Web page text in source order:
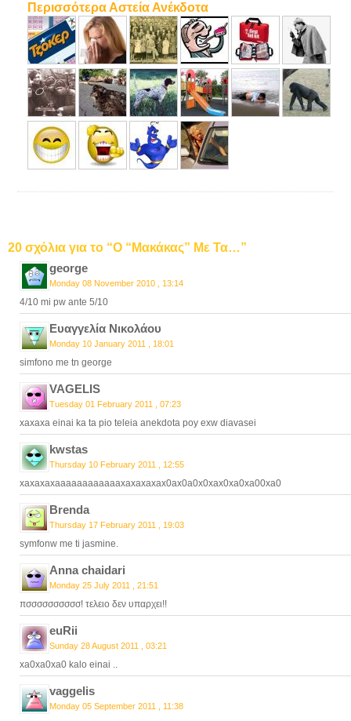
Περισσότερα Αστεία Ανέκδοτα
20 σχόλια για το “Ο “Μακάκας” Με Τα…”
george
Monday 08 November 2010 , 13:14
4/10 mi pw ante 5/10
Ευαγγελία Νικολάου
Monday 10 January 2011 , 18:01
simfono me tn george
VAGELIS
Tuesday 01 February 2011 , 07:23
xaxaxa einai ka ta pio teleia anekdota poy exw diavasei
kwstas
Thursday 10 February 2011 , 12:55
xaxaxaxaaaaaaaaaaaaxaxaxaxax0ax0a0x0xax0xa0xa00xa0
Brenda
Thursday 17 February 2011 , 19:03
symfonw me ti jasmine.
Anna chaidari
Monday 25 July 2011 , 21:51
πσσσσσσσσσσ! τελειο δεν υπαρχει!!
euRii
Sunday 28 August 2011 , 03:21
xa0xa0xa0 kalo einai ..
vaggelis
Monday 05 September 2011 , 11:38